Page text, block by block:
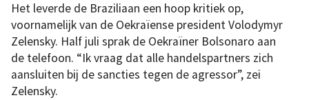
Het leverde de Braziliaan een hoop kritiek op,
voornamelijk van de Oekraïense president Volodymyr
Zelensky. Half juli sprak de Oekraïner Bolsonaro aan
de telefoon. “Ik vraag dat alle handelspartners zich
aansluiten bij de sancties tegen de agressor”, zei
Zelensky.